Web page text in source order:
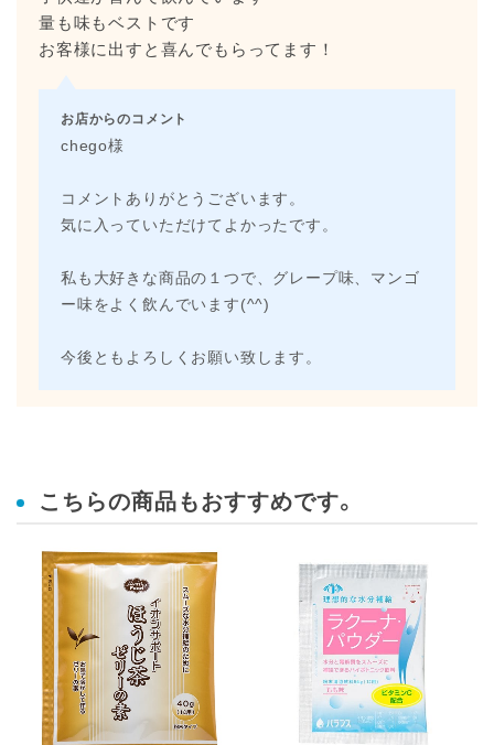
量も味もベストです
お客様に出すと喜んでもらってます！
お店からのコメント
chego様
コメントありがとうございます。
気に入っていただけてよかったです。
私も大好きな商品の１つで、グレープ味、マンゴ
ー味をよく飲んでいます(^^)
今後ともよろしくお願い致します。
こちらの商品もおすすめです。